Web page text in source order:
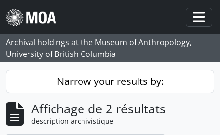
Skip to main content
Archival holdings at the Museum of Anthropology,
University of British Columbia
Narrow your results by:
Affichage de 2 résultats
description archivistique